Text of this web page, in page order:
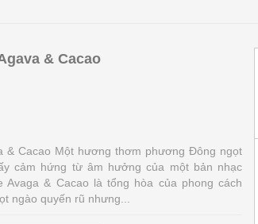
& Cacao
& Cacao Một hương thơm phương Đông ngọt
cảm hứng từ âm hưởng của một bản nhạc
Avaga & Cacao là tổng hòa của phong cách
ngào quyến rũ nhưng...